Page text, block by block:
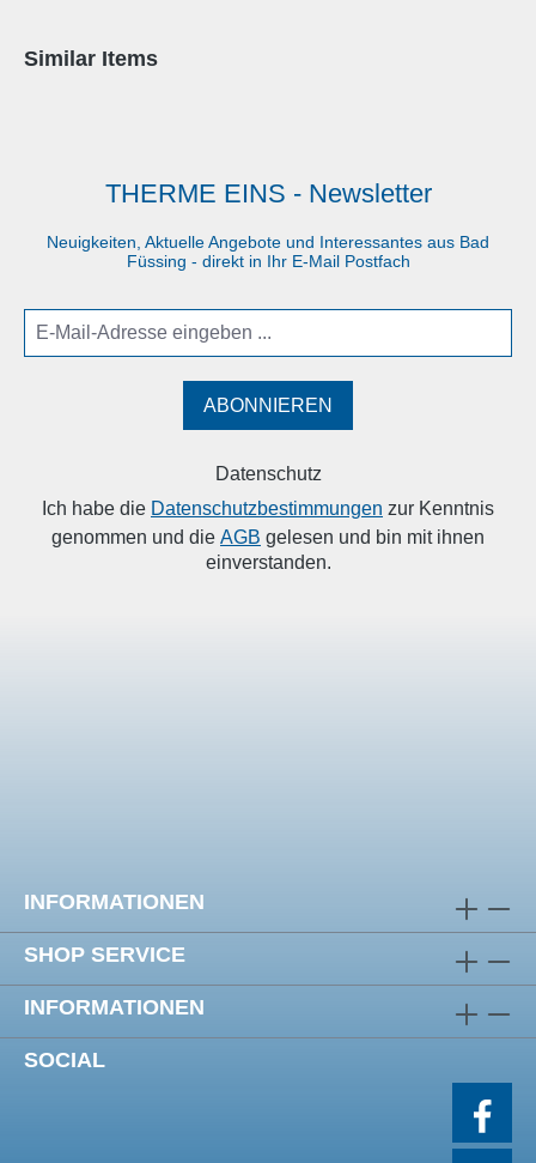
Produktgalerie überspringen
Similar Items
THERME EINS - Newsletter
Neuigkeiten, Aktuelle Angebote und Interessantes aus Bad
Füssing - direkt in Ihr E-Mail Postfach
ABONNIEREN
Datenschutz
Ich habe die Datenschutzbestimmungen zur Kenntnis
genommen und die AGB gelesen und bin mit ihnen
einverstanden.
INFORMATIONEN
SHOP SERVICE
INFORMATIONEN
SOCIAL